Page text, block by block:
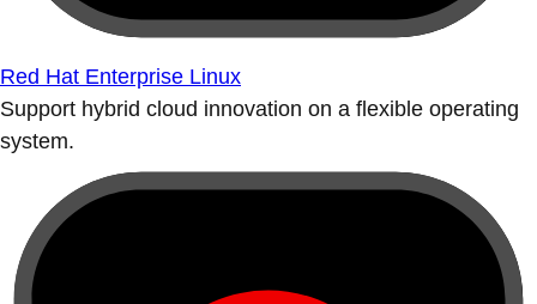
Red Hat Enterprise Linux
Support hybrid cloud innovation on a flexible operating
system.